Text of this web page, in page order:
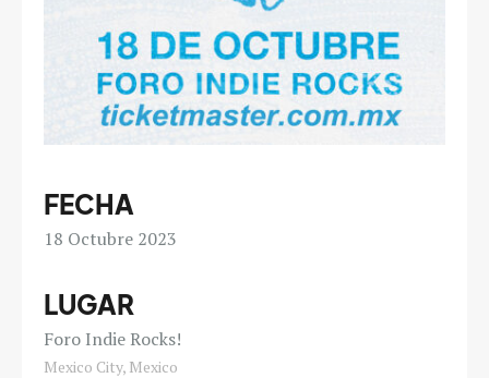
FECHA
18 Octubre 2023
LUGAR
Foro Indie Rocks!
Mexico City, Mexico